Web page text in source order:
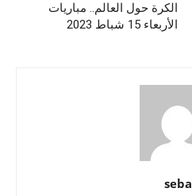
الكرة حول العالم.. مباريات
الأربعاء 15 شباط 2023
seba